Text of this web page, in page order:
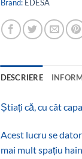
Brand: EDESA
DESCRIERE
Știați că, cu cât
Acest lucru se
mai mult spațiu